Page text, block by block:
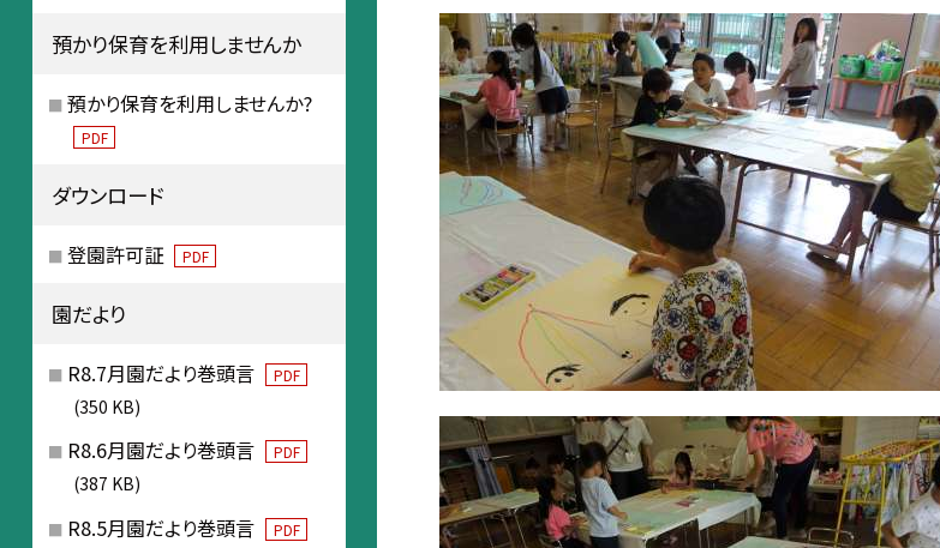
預かり保育を利用しませんか
預かり保育を利用しませんか?
PDF
ダウンロード
登園許可証 PDF
園だより
R8.7月園だより巻頭言 PDF
(350 KB)
R8.6月園だより巻頭言 PDF
(387 KB)
R8.5月園だより巻頭言 PDF